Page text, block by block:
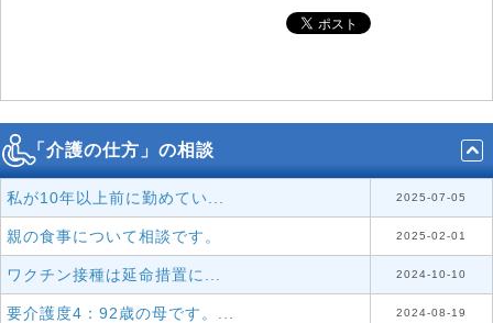
「介護の仕方」の相談
私が10年以上前に勤めてい... 2025-07-05
親の食事について相談です。 2025-02-01
ワクチン接種は延命措置に... 2024-10-10
要介護度4：92歳の母です。... 2024-08-19